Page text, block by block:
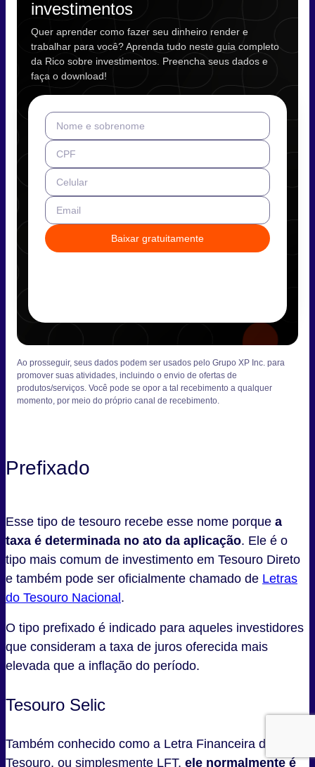
investimentos
Quer aprender como fazer seu dinheiro render e
trabalhar para você? Aprenda tudo neste guia completo
da Rico sobre investimentos. Preencha seus dados e
faça o download!
Nome e sobrenome
CPF
Celular
Email
Baixar gratuitamente
Ao prosseguir, seus dados podem ser usados pelo Grupo XP Inc. para
promover suas atividades, incluindo o envio de ofertas de
produtos/serviços. Você pode se opor a tal recebimento a qualquer
momento, por meio do próprio canal de recebimento.
Prefixado
Esse tipo de tesouro recebe esse nome porque a
taxa é determinada no ato da aplicação. Ele é o
tipo mais comum de investimento em Tesouro Direto
e também pode ser oficialmente chamado de Letras
do Tesouro Nacional .
O tipo prefixado é indicado para aqueles investidores
que consideram a taxa de juros oferecida mais
elevada que a inflação do período.
Tesouro Selic
Também conhecido como a Letra Financeira do
Tesouro, ou simplesmente LFT, ele normalmente é